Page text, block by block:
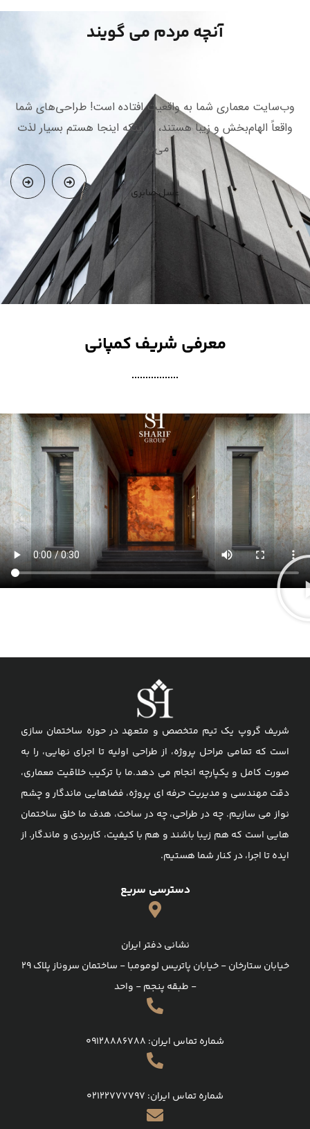
آنچه مردم می گویند
وب‌سایت معماری شما به واقعیت افتاده است! طراحی‌های شما
واقعاً الهام‌بخش و زیبا هستند، از اینکه اینجا هستم بسیار لذت
می‌برم
عسل صابری
معرفی شریف کمپانی
شریف گروپ یک تیم متخصص و متعهد در حوزه ساختمان سازی
است که تمامی مراحل پروژه، از طراحی اولیه تا اجرای نهایی، را به
صورت کامل و یکپارچه انجام می دهد.ما با ترکیب خلاقیت معماری،
دقت مهندسی و مدیریت حرفه ای پروژه، فضاهایی ماندگار و چشم
نواز می سازیم. چه در طراحی، چه در ساخت، هدف ما خلق ساختمان
هایی است که هم زیبا باشند و هم با کیفیت، کاربردی و ماندگار. از
ایده تا اجرا، در کنار شما هستیم.
دسترسی سریع
نشانی دفتر ایران
خیابان ستارخان - خیابان پاتریس لومومبا - ساختمان سروناز پلاك 29
- طبقه پنجم - واحد
شماره تماس ایران: 09128886788
شماره تماس ایران: 02122777797